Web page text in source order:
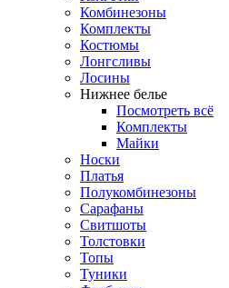
Комбинезоны
Комплекты
Костюмы
Лонгсливы
Лосины
Нижнее белье
Посмотреть всё
Комплекты
Майки
Носки
Платья
Полукомбинезоны
Сарафаны
Свитшоты
Толстовки
Топы
Туники